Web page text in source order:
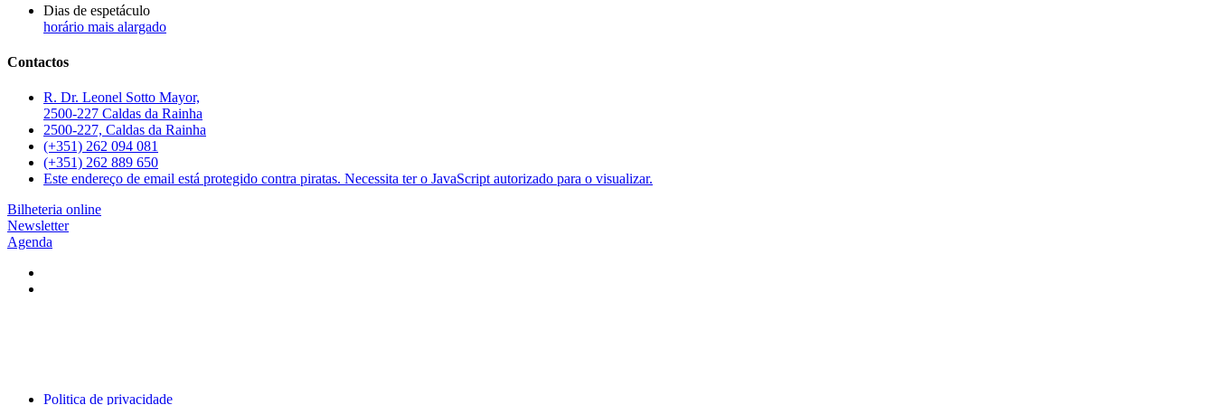
Dias de espetáculo
horário mais alargado
Contactos
R. Dr. Leonel Sotto Mayor,
2500-227 Caldas da Rainha
2500-227, Caldas da Rainha
(+351) 262 094 081
(+351) 262 889 650
Este endereço de email está protegido contra piratas. Necessita ter o JavaScript autorizado para o visualizar.
Bilheteria online
Newsletter
Agenda
Politica de privacidade